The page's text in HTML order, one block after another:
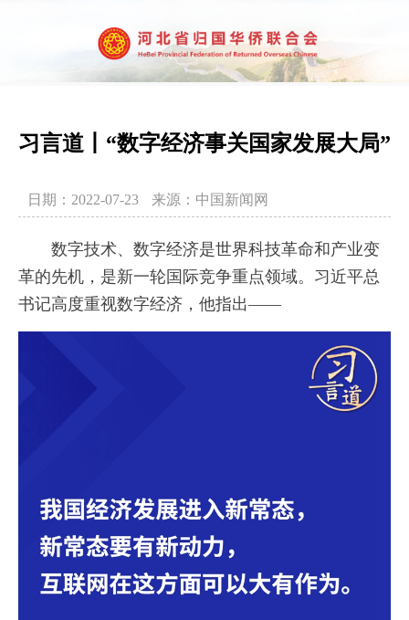
习言道丨“数字经济事关国家发展大局”
日期：2022-07-23 来源：中国新闻网
数字技术、数字经济是世界科技革命和产业变
革的先机，是新一轮国际竞争重点领域。习近平总
书记高度重视数字经济，他指出——